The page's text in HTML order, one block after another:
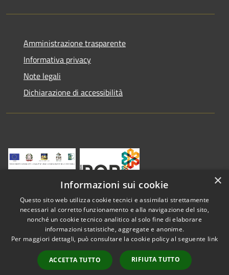
Amministrazione trasparente
Informativa privacy
Note legali
Dichiarazione di accessibilità
Accessibilità
Copyright © 2026 • Comune di
Vestenanova • Powered by
Municipium•
Accesso
redazione
×
Informazioni sui cookie
Questo sito web utilizza cookie tecnici e assimilati strettamente
necessari al corretto funzionamento e alla navigazione del sito,
nonché un cookie tecnico analitico al solo fine di elaborare
informazioni statistiche, aggregate e anonime.
Per maggiori dettagli, può consultare la cookie policy al seguente link
ACCETTA TUTTO RIFIUTA TUTTO